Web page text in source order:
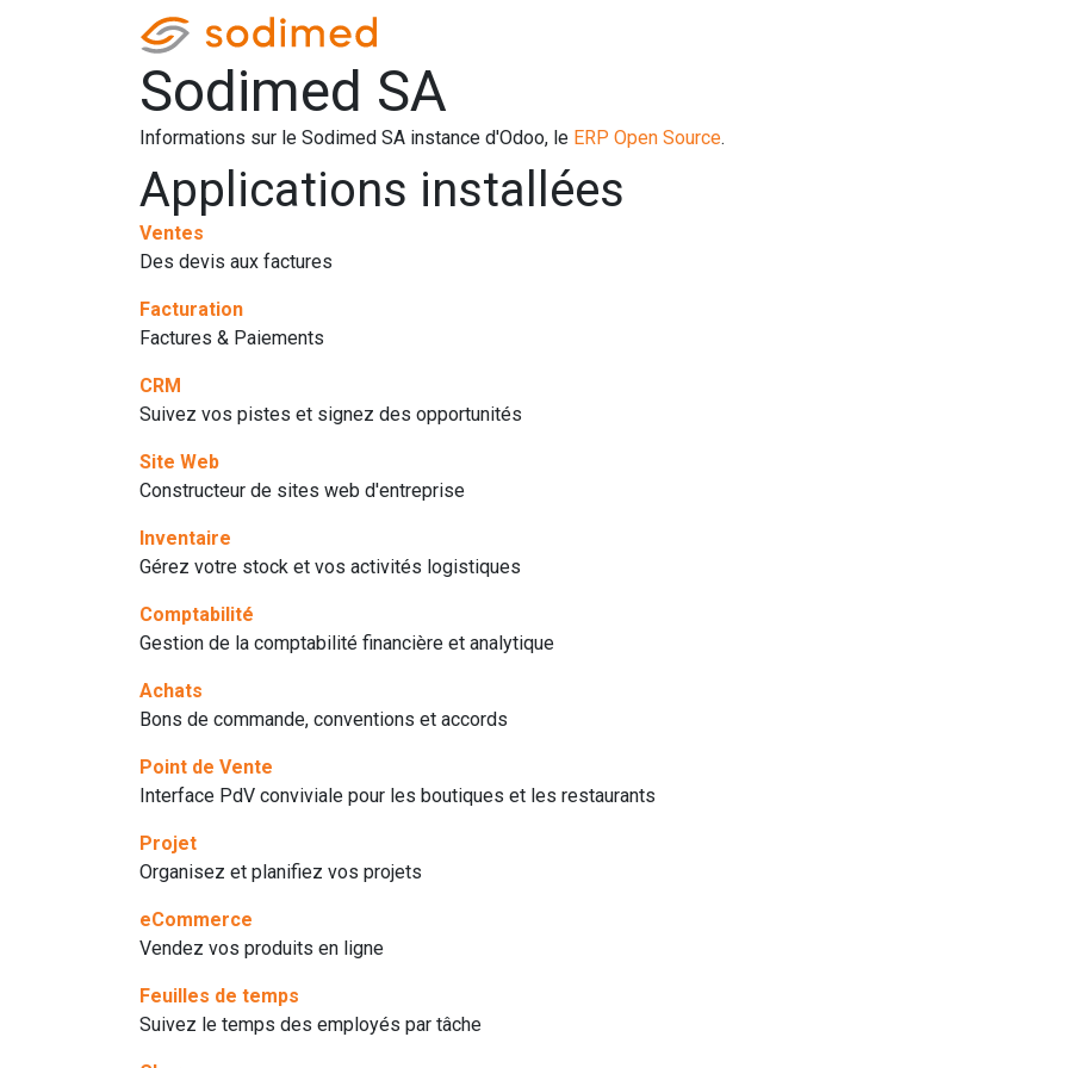
Sodimed SA
Informations sur le Sodimed SA instance d'Odoo, le ERP Open Source.
Applications installées
Ventes
Des devis aux factures
Facturation
Factures & Paiements
CRM
Suivez vos pistes et signez des opportunités
Site Web
Constructeur de sites web d'entreprise
Inventaire
Gérez votre stock et vos activités logistiques
Comptabilité
Gestion de la comptabilité financière et analytique
Achats
Bons de commande, conventions et accords
Point de Vente
Interface PdV conviviale pour les boutiques et les restaurants
Projet
Organisez et planifiez vos projets
eCommerce
Vendez vos produits en ligne
Feuilles de temps
Suivez le temps des employés par tâche